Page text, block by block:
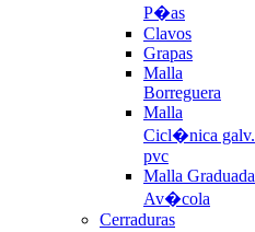
P�as
Clavos
Grapas
Malla
Borreguera
Malla
Cicl�nica galv.
pvc
Malla Graduada
Av�cola
Cerraduras